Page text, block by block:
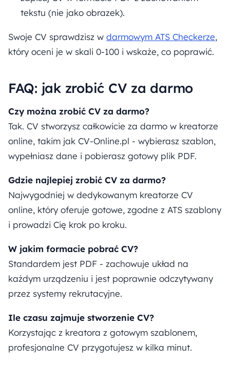
tekstu (nie jako obrazek).
Swoje CV sprawdzisz w darmowym ATS Checkerze,
który oceni je w skali 0-100 i wskaże, co poprawić.
FAQ: jak zrobić CV za darmo
Czy można zrobić CV za darmo?
Tak. CV stworzysz całkowicie za darmo w kreatorze
online, takim jak CV-Online.pl - wybierasz szablon,
wypełniasz dane i pobierasz gotowy plik PDF.
Gdzie najlepiej zrobić CV za darmo?
Najwygodniej w dedykowanym kreatorze CV
online, który oferuje gotowe, zgodne z ATS szablony
i prowadzi Cię krok po kroku.
W jakim formacie pobrać CV?
Standardem jest PDF - zachowuje układ na
każdym urządzeniu i jest poprawnie odczytywany
przez systemy rekrutacyjne.
Ile czasu zajmuje stworzenie CV?
Korzystając z kreatora z gotowym szablonem,
profesjonalne CV przygotujesz w kilka minut.